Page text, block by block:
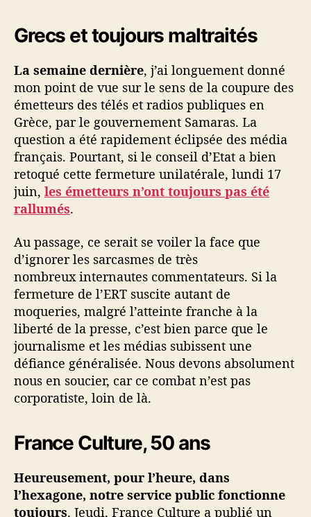
Grecs et toujours maltraités
La semaine dernière, j’ai longuement donné
mon point de vue sur le sens de la coupure des
émetteurs des télés et radios publiques en
Grèce, par le gouvernement Samaras. La
question a été rapidement éclipsée des média
français. Pourtant, si le conseil d’Etat a bien
retoqué cette fermeture unilatérale, lundi 17
juin, les émetteurs n’ont toujours pas été
rallumés.
Au passage, ce serait se voiler la face que
d’ignorer les sarcasmes de très
nombreux internautes commentateurs. Si la
fermeture de l’ERT suscite autant de
moqueries, malgré l’atteinte franche à la
liberté de la presse, c’est bien parce que le
journalisme et les médias subissent une
défiance généralisée. Nous devons absolument
nous en soucier, car ce combat n’est pas
corporatiste, loin de là.
France Culture, 50 ans
Heureusement, pour l’heure, dans
l’hexagone, notre service public fonctionne
toujours. Jeudi, France Culture a publié un